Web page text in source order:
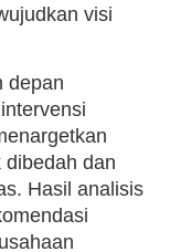
visi
depan
dan
Hasil analisis